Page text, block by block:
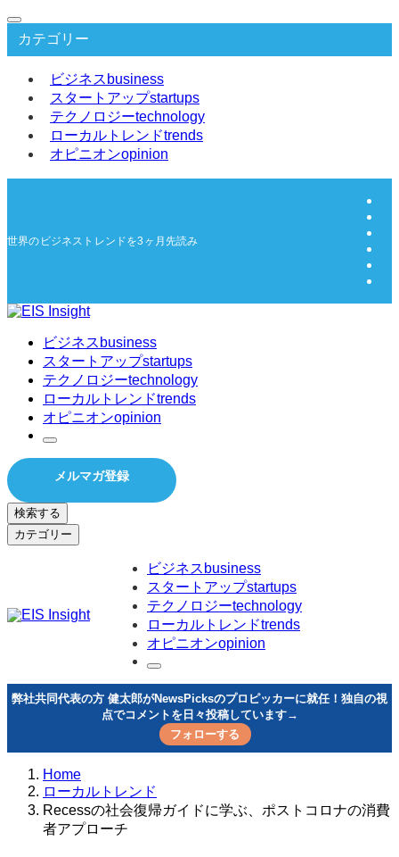
カテゴリー
ビジネス business
スタートアップstartups
テクノロジーtechnology
ローカルトレンドtrends
オピニオンopinion
世界のビジネストレンドを3ヶ月先読み | EIS Insight
ビジネス business
スタートアップstartups
テクノロジーtechnology
ローカルトレンドtrends
オピニオンopinion
メルマガ登録
検索する
カテゴリー
ビジネス business
スタートアップstartups
テクノロジーtechnology
ローカルトレンドtrends
オピニオンopinion
弊社共同代表の方 健太郎がNewsPicksのプロピッカーに就任！独自の視
点でコメントを日々投稿しています→
フォローする
Home
ローカルトレンド
Recessの社会復帰ガイドに学ぶ、ポストコロナの消費
者アプローチ